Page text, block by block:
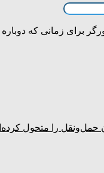
برای زمانی که
حمل‌ونقل را متحول